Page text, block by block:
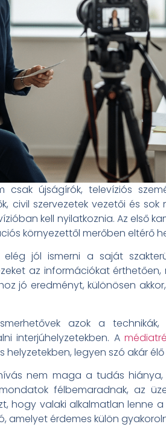
újságírók, televíziós
civil szervezetek vezetői és
kell nyilatkoznia. Az első
környezettől merőben eltérő
elég jól ismerni a saját
az információkat
jó eredményt, különösen
azok a
interjúhelyzetekben. A
legyen szó akár
nem maga a tudás
félbemaradnak, az
hogy valaki alkalmatlan lenne
amelyet érdemes külön